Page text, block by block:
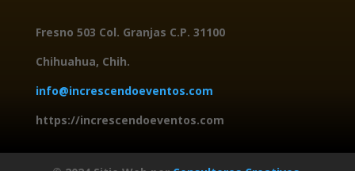
Fresno 503 Col. Granjas C.P. 31100
Chihuahua, Chih.
info@increscendoeventos.com
https://increscendoeventos.com